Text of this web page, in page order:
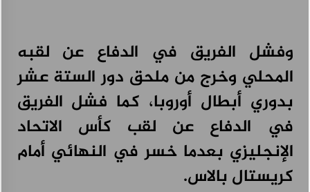
وفشل الفريق في الدفاع عن لقبه
المحلي وخرج من ملحق دور الستة عشر
بدوري أبطال أوروبا، كما فشل الفريق
في الدفاع عن لقب كأس الاتحاد
الإنجليزي بعدما خسر في النهائي أمام
كريستال بالاس.